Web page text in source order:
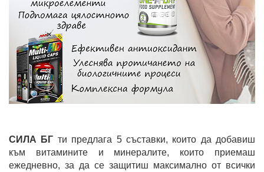
СИЛА БГ ти предлага 5 съставки, които да добавиш
към витамините и минералите, които приемаш
ежедневно, за да се защитиш максимално от всички